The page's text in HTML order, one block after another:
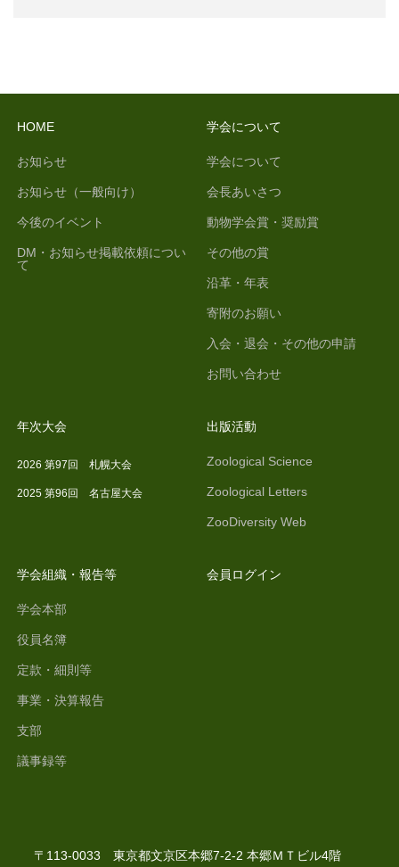
HOME
お知らせ
お知らせ（一般向け）
今後のイベント
DM・お知らせ掲載依頼につい
て
学会について
学会について
会長あいさつ
動物学会賞・奨励賞
その他の賞
沿革・年表
寄附のお願い
入会・退会・その他の申請
お問い合わせ
年次大会
2026 第97回 札幌大会
2025 第96回 名古屋大会
出版活動
Zoological Science
Zoological Letters
ZooDiversity Web
学会組織・報告等
学会本部
役員名簿
定款・細則等
事業・決算報告
支部
議事録等
会員ログイン
〒113-0033 東京都文京区本郷7-2-2 本郷ＭＴビル4階